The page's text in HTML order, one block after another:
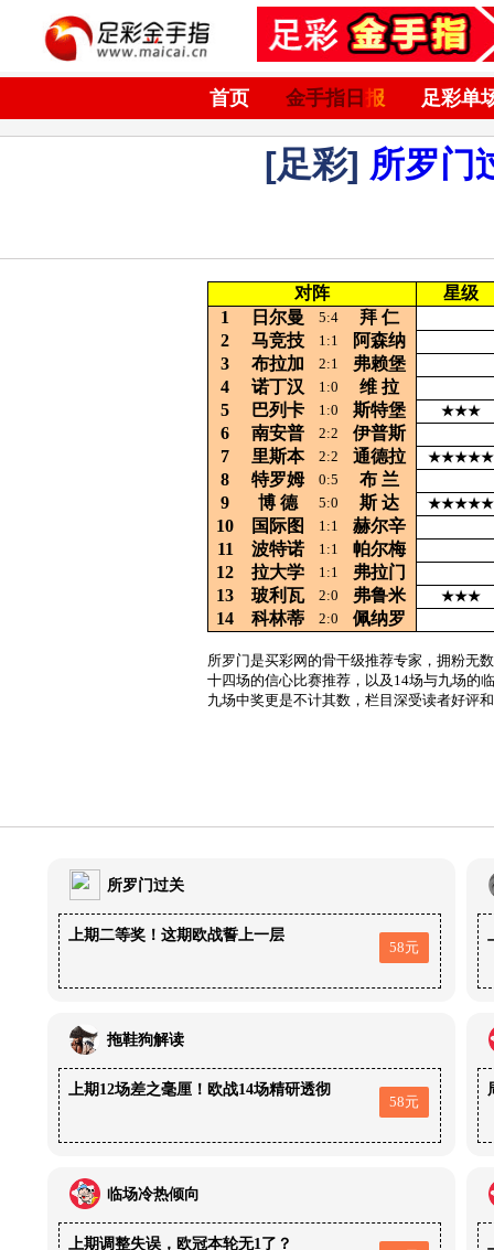
首页 金手指日报 足彩单
[足彩] 所罗门
对阵
星级
1
日尔曼 5:4 拜 仁
2
马竞技 1:1
阿森纳
3
布拉加 2:1
弗赖堡
4
诺丁汉 1:0 维 拉
5
巴列卡 1:0 斯特堡 ★★★
6 南安普 2:2
伊普斯
7
里斯本 2:2 通德拉 ★★★★★
8 特罗姆 0:5 布 兰
9
博 德 5:0 斯达 ★★★★★
10 国际图 1:1
赫尔辛
11
波特诺 1:1
帕尔梅
12
拉大学 1:1
弗拉门
13
玻利瓦 2:0 弗鲁米 ★★★
14 科林蒂 2:0 佩纳罗
所罗门是买彩网的骨干级推荐专家，拥粉无
十四场的信心比赛推荐，以及14场与九场的
九场中奖更是不计其数，栏目深受读者好评
所罗门过关
上期二等奖！这期欧战誓上一层
58元
拖鞋狗解读
上期12场差之毫厘！欧战14场精研透彻
58元
临场冷热倾向
上期调整失误，欧冠本轮无1了？